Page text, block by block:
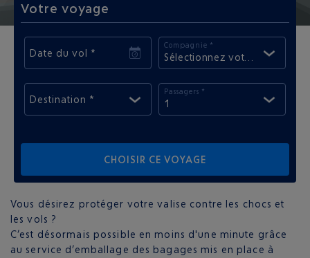
Vous désirez protéger votre valise contre les chocs et
les vols ?
C’est désormais possible en moins d'une minute grâce
au service d’emballage des bagages mis en place à
Votre voyage
Date du vol *
Compagnie *
Sélectionnez votre
Destination *
Passagers *
1
CHOISIR CE VOYAGE